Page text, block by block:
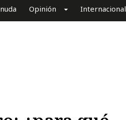
Opinión Internacional